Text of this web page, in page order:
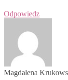
Odpowiedz
Magdalena